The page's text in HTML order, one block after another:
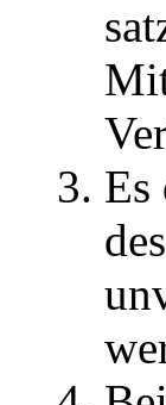
Es